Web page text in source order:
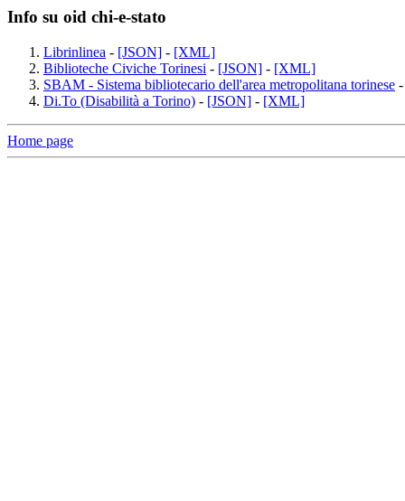
Info su oid chi-e-stato
Librinlinea - [JSON] - [XML]
Biblioteche Civiche Torinesi - [JSON] - [XML]
SBAM - Sistema bibliotecario dell'area metropolitana torinese
Di.To (Disabilità a Torino) - [JSON] - [XML]
Home page